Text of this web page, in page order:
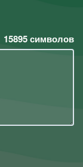
15895символов